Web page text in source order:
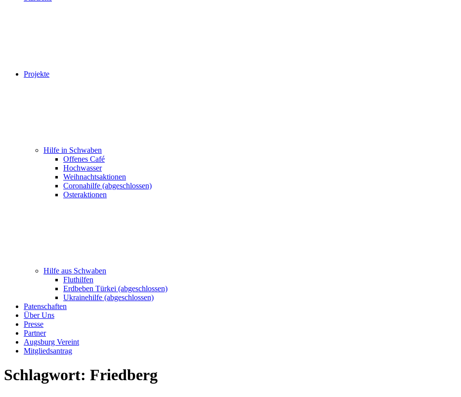
Projekte
Hilfe in Schwaben
Offenes Café
Hochwasser
Weihnachtsaktionen
Coronahilfe (abgeschlossen)
Osteraktionen
Hilfe aus Schwaben
Fluthilfen
Erdbeben Türkei (abgeschlossen)
Ukrainehilfe (abgeschlossen)
Patenschaften
Über Uns
Presse
Partner
Augsburg Vereint
Mitgliedsantrag
Schlagwort: Friedberg